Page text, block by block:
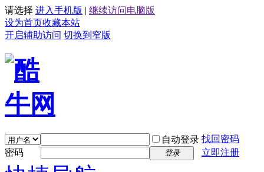
请选择 进入手机版 | 继续访问电脑版
设为首页收藏本站
开启辅助访问 切换到窄版
自动登录 找回密码
密码
登录 立即注册